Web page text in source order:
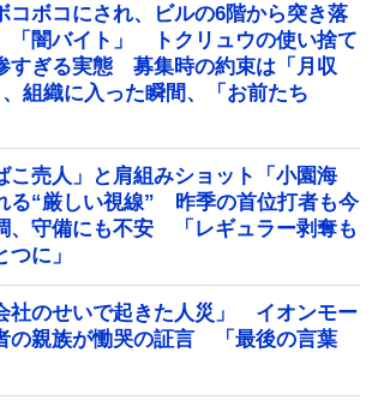
コボコにされ、ビルの6階から突き落
闇バイト」 トクリュウの使い捨て
すぎる実態 募集時の約束は「月収
組織に入った瞬間、「お前たち
こ売人」と肩組みショット「小園海
る“厳しい視線” 昨季の首位打者も今
、守備にも不安 「レギュラー剥奪も
に」
社のせいで起きた人災」 イオンモー
の親族が慟哭の証言 「最後の言葉